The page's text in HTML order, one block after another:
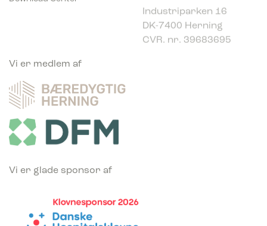
DK-7400 Herning
CVR. nr. 39683695
Vi er medlem af
Vi er glade sponsor af